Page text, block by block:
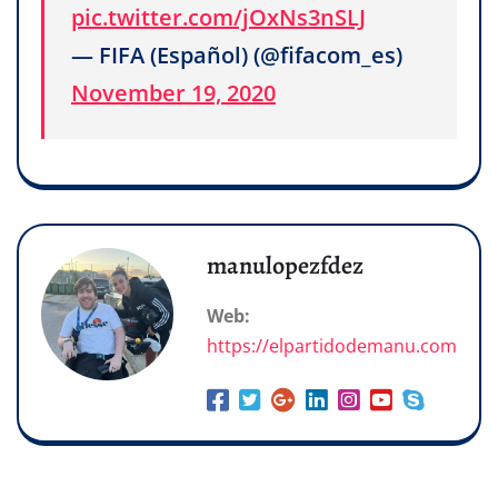
pic.twitter.com/jOxNs3nSLJ
— FIFA (Español) (@fifacom_es)
November 19, 2020
manulopezfdez
Web:
https://elpartidodemanu.com